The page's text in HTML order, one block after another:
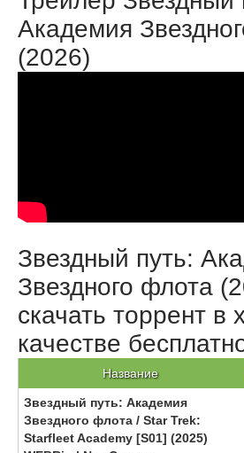
Академия
(2026)
Звездный путь:
Звездного флота
скачать торрент в
качестве
Название
Звездный путь: Академия
Звездного флота / Star Trek:
Starfleet Academy [S01] (2025)